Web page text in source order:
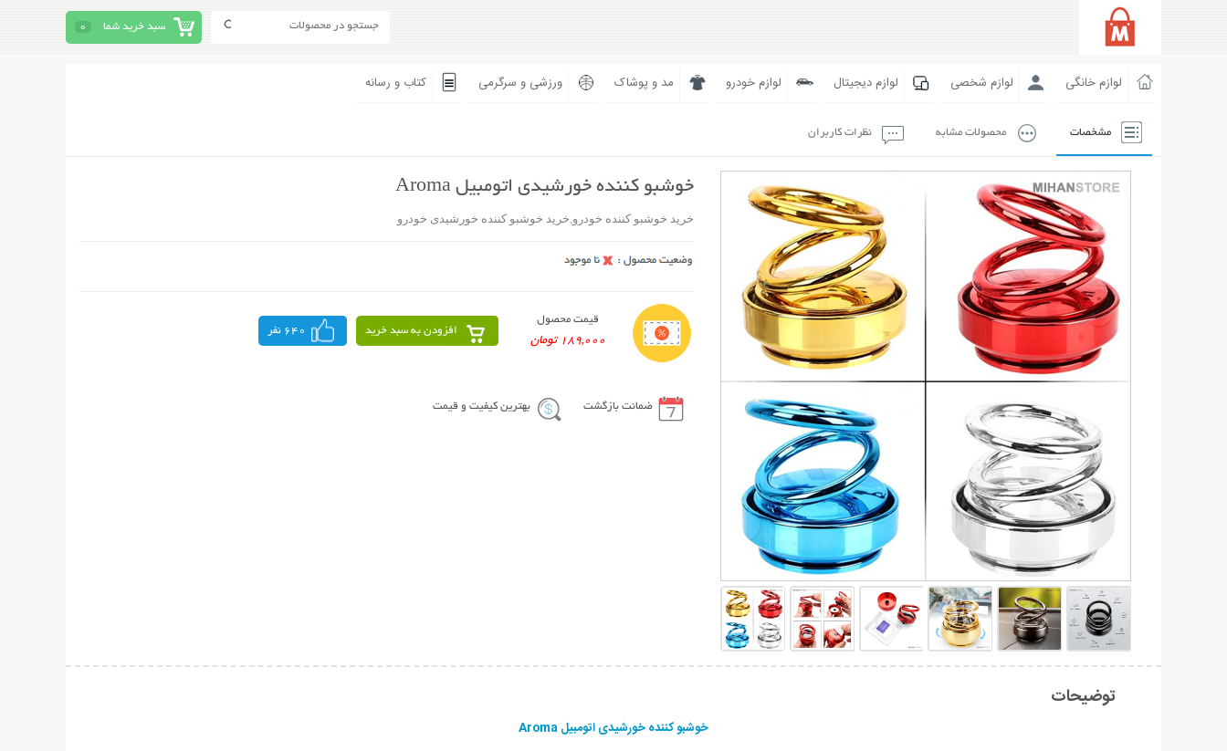
سبد خرید شما 0
لوازم خانگی لوازم شخصی لوازم دیجیتال لوازم خودرو مد و پوشاک ورزشی و سرگرمی کتاب و رسانه
مشخصات محصولات مشابه نظرات کاربران
خوشبو کننده خورشیدی اتومبیل Aroma
خرید خوشبو کننده خودرو,خرید خوشبو کننده خورشیدی خودرو
قیمت محصول
189,000 تومان
افزودن به سبد خرید 640 نفر
ضمانت بازگشت بهترین کیفیت و قیمت
توضیحات
خوشبو کننده خورشیدی اتومبیل Aroma